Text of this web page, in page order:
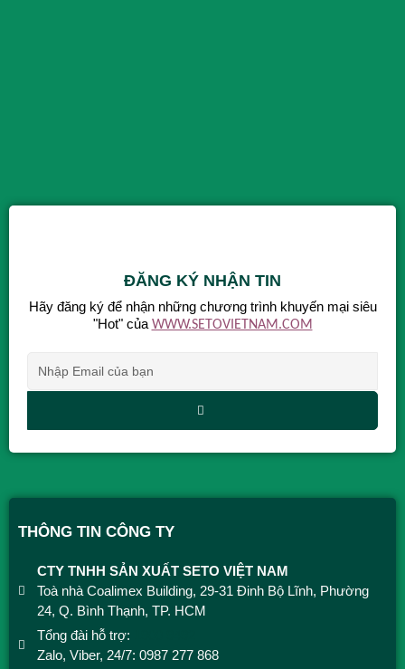
ĐĂNG KÝ NHẬN TIN
Hãy đăng ký để nhận những chương trình khuyến mại siêu
"Hot" của WWW.SETOVIETNAM.COM
THÔNG TIN CÔNG TY
CTY TNHH SẢN XUẤT SETO VIỆT NAM
Toà nhà Coalimex Building, 29-31 Đinh Bộ Lĩnh, Phường
24, Q. Bình Thạnh, TP. HCM
Tổng đài hỗ trợ:
Zalo, Viber, 24/7: 0987 277 868